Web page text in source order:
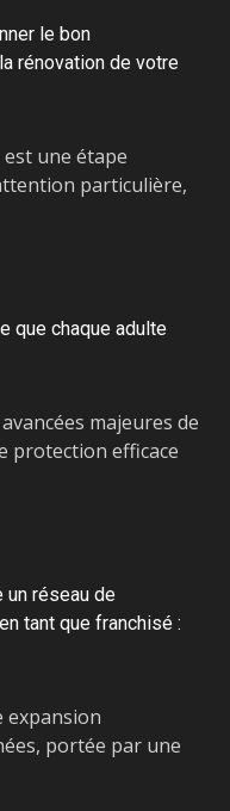
le bon
rénovation de votre
une étape
particulière,
que chaque adulte
majeures de
protection efficace
un réseau de
tant que franchisé :
expansion
portée par une